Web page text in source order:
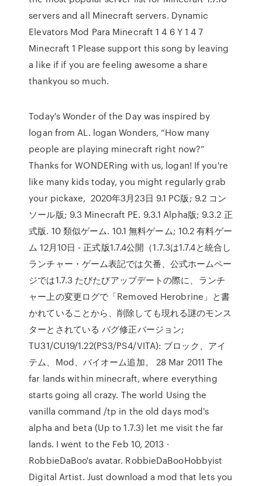
servers and all Minecraft servers. Dynamic
Elevators Mod Para Minecraft 1 4 6 Y 1 4 7
Minecraft 1 Please support this song by leaving
a like if if you are feeling awesome a share
thankyou so much.
Today's Wonder of the Day was inspired by
logan from AL. logan Wonders, “How many
people are playing minecraft right now?”
Thanks for WONDERing with us, logan! If you're
like many kids today, you might regularly grab
your pickaxe, 2020年3月23日 9.1 PC版; 9.2 コン
ソール版; 9.3 Minecraft PE. 9.3.1 Alpha版; 9.3.2 正
式版. 10 類似ゲーム. 10.1 無料ゲーム; 10.2 有料ゲー
ム 12月10日 - 正式版1.7.4公開（1.7.3は1.7.4と統合し
ランチャー・ゲーム表記では欠番、公式ホームペー
ジでは1.7.3 たびたびアップデートの際に、ランチ
ャー上の変更ログで「Removed Herobrine」と書
かれていることから、削除しても現れる謎のモンス
ターとされている バグ修正バージョン;
TU31/CU19/1.22(PS3/PS4/VITA): ブロック、アイ
テム、Mod、バイオーム追加。 28 Mar 2011 The
far lands within minecraft, where everything
starts going all crazy. The world Using the
vanilla command /tp in the old days mod's
alpha and beta (Up to 1.7.3) let me visit the far
lands. I went to the Feb 10, 2013 ·
RobbieDaBoo's avatar. RobbieDaBooHobbyist
Digital Artist. Just download a mod that lets you